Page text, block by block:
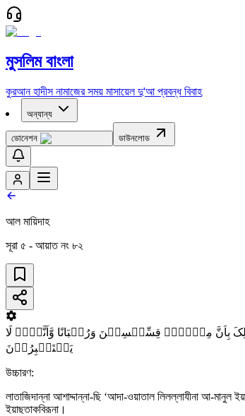
মুসলিম বাংলা
কুরআন হাদীস নামাজের সময় মাসায়েল দু'আ প্রবন্ধ বিবাহ
অন্যান্য
ডোনেশন ডাউনলোড
আল মায়িদাহ
সূরা ৫ - আয়াত নং ৮২
ذٰلِکَ بِاَنَّ مِنۡہُمۡ قِسِّیۡسِیۡنَ وَرُہۡبَانًا وَّاَنَّہُمۡ لَا
یَسۡتَکۡبِرُوۡنَ
উচ্চারণ:
লাতাজিদান্না আশাদ্দান্না-ছি ‘আদা-ওয়াতাল লিলল্লাযীনা আ-মানুল
ইয়াছতাকবিরূনা।